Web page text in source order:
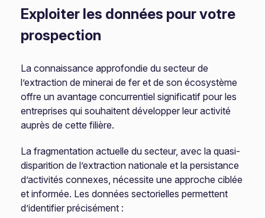
Exploiter les données pour votre
prospection
La connaissance approfondie du secteur de
l’extraction de minerai de fer et de son écosystème
offre un avantage concurrentiel significatif pour les
entreprises qui souhaitent développer leur activité
auprès de cette filière.
La fragmentation actuelle du secteur, avec la quasi-
disparition de l’extraction nationale et la persistance
d’activités connexes, nécessite une approche ciblée
et informée. Les données sectorielles permettent
d’identifier précisément :